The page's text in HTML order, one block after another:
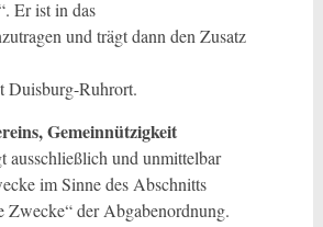
Er ist in das
und trägt dann den Zusatz
Duisburg-Ruhrort.
Gemeinnützigkeit
ausschließlich und unmittelbar
im Sinne des Abschnitts
Zwecke“ der Abgabenordnung.